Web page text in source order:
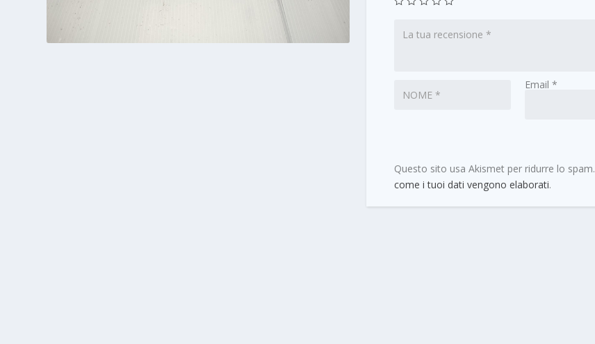
Email *
Questo sito usa Akismet per ridurre lo spam.
come i tuoi dati vengono elaborati.